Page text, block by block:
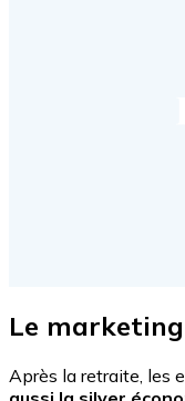
Le
Après la retraite, les